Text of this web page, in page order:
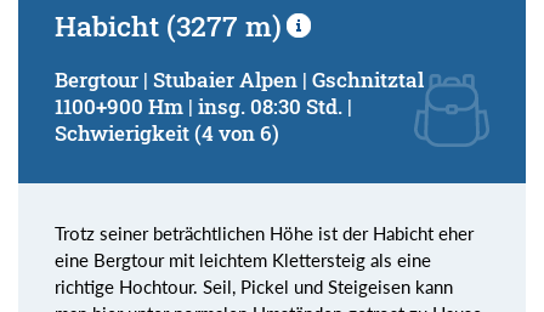
Habicht (3277 m)
Bergtour | Stubaier Alpen | Gschnitztal
1100+900 Hm | insg. 08:30 Std. |
Schwierigkeit (4 von 6)
Trotz seiner beträchtlichen Höhe ist der Habicht eher
eine Bergtour mit leichtem Klettersteig als eine
richtige Hochtour. Seil, Pickel und Steigeisen kann